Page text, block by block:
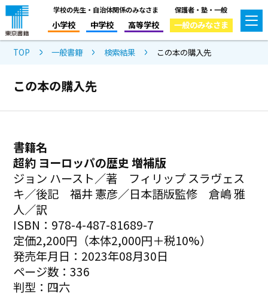
学校の先生・自治体関係のみなさま
小学校 中学校 高等学校
保護者・塾・一般
一般のみなさま
TOP 一般書籍 検索結果 この本の購入先
この本の購入先
書籍名
超約 ヨーロッパの歴史 増補版
ジョン ハースト／著 フィリップ スラヴェス
キ／後記 福井 憲彦／日本語版監修 倉嶋 雅
人／訳
ISBN：978-4-487-81689-7
定価2,200円（本体2,000円＋税10%）
発売年月日：2023年08月30日
ページ数：336
判型：四六